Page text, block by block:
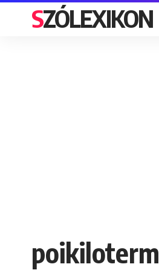
SZÓLEXIKON
poikiloterm